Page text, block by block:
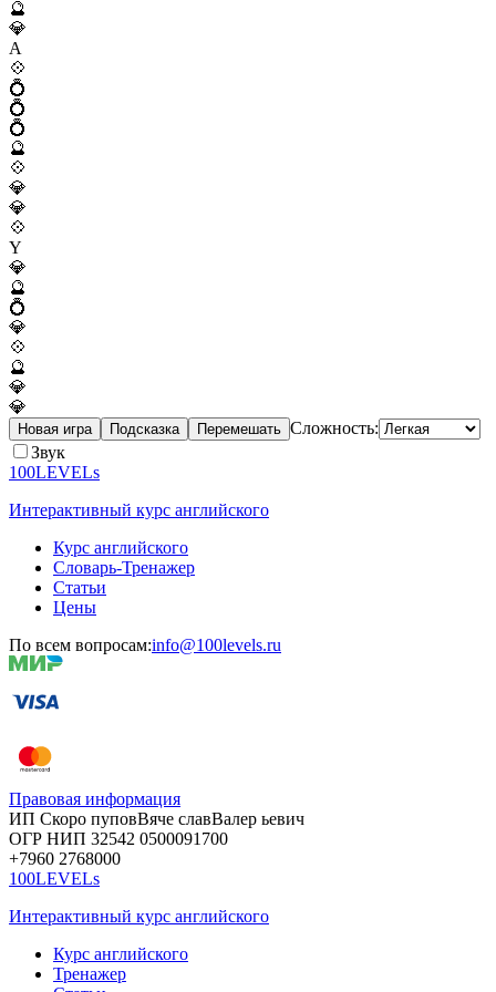
🔮
💎
A
💠
💍
💍
💍
🔮
💠
💎
💎
💠
Y
💎
🔮
💍
💎
💠
🔮
💎
💎
Новая игра Подсказка Перемешать Сложность:
Звук
100LEVELs
Интерактивный курс английского
Курс английского
Словарь-Тренажер
Статьи
Цены
По всем вопросам:info@100levels.ru
Правовая информация
ИП Скоро пуповВяче славВалер ьевич
ОГР НИП 32542 0500091700
+7960 2768000
100LEVELs
Интерактивный курс английского
Курс английского
Тренажер